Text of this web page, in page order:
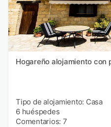
Hogareño alojamiento con
Tipo de alojamiento: Casa
6 huéspedes
Comentarios: 7